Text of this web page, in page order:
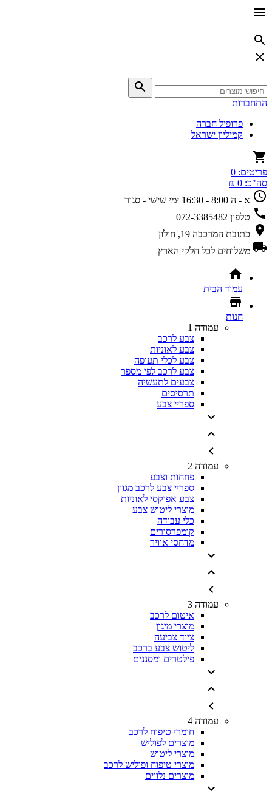
התחברות
פרופיל חברה
קמיליון ישראל
פריטים: 0
סה"כ: 0 ₪
א - ה 8:00 - 16:30
ימי שישי - סגור
טלפון 072-3385482
כתובת המרכבה 19, חולון
משלוחים לכל חלקי הארץ
עמוד הבית
חנות
עמודה 1
צבע לרכב
צבע לאוניות
צבע לכלי תעופה
צבע לרכב לפי מספר
צבעים לתעשיה
תרסיסים
ספריי צבע
עמודה 2
פחחות וצבע
ספריי צבע לרכב מגוון
צבע אפוקסי לאוניות
מוצרי ליטוש צבע
כלי עבודה
קומפרסורים
מדחסי אוויר
עמודה 3
איטום לרכב
מוצרי מיגון
ציוד צביעה
ליטוש צבע ברכב
פילטרים ומסננים
עמודה 4
חומרי טיפוח לרכב
מוצרים לפוליש
מוצרי ליטוש
מוצרי טיפוח ופוליש לרכב
מוצרים נלווים